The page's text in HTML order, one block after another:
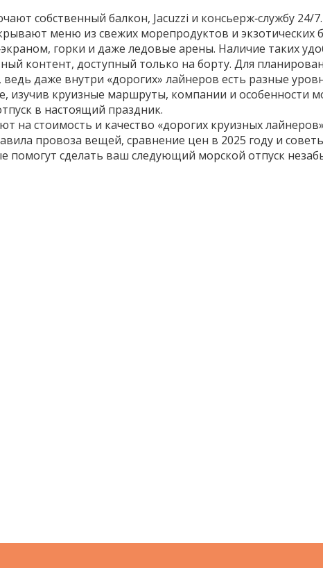
собственный балкон, Jacuzzi и консьерж‑службу
меню из свежих морепродуктов и экзотических
горки и даже ледовые арены. Наличие таких
контент, доступный только на борту. Для
даже внутри «дорогих» лайнеров есть разные
изучив круизные маршруты, компании и особенности
в настоящий праздник.
на стоимость и качество «дорогих круизных
провоза вещей, сравнение цен в 2025 году и
помогут сделать ваш следующий морской отпуск